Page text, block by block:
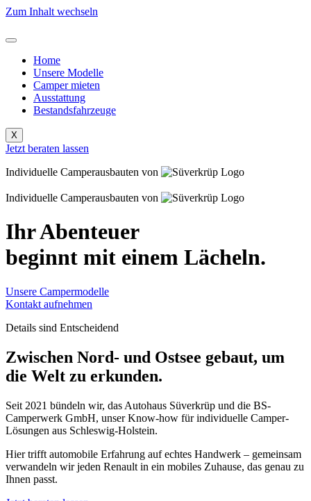
Zum Inhalt wechseln
Home
Unsere Modelle
Camper mieten
Ausstattung
Bestandsfahrzeuge
X
Jetzt beraten lassen
Individuelle Camperausbauten von
Individuelle Camperausbauten von
Ihr Abenteuer
beginnt mit einem Lächeln.
Unsere Campermodelle
Kontakt aufnehmen
Details sind Entscheidend
Zwischen Nord- und Ostsee gebaut, um
die Welt zu erkunden.
Seit 2021 bündeln wir, das Autohaus Süverkrüp und die BS-
Camperwerk GmbH, unser Know-how für individuelle Camper-
Lösungen aus Schleswig-Holstein.
Hier trifft automobile Erfahrung auf echtes Handwerk – gemeinsam
verwandeln wir jeden Renault in ein mobiles Zuhause, das genau zu
Ihnen passt.